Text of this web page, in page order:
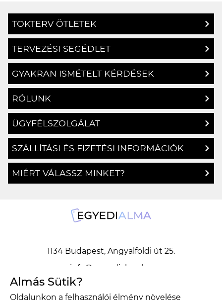
TERVEZÉSI SEGÉDLET
GYAKRAN ISMÉTELT KÉRDÉSEK
RÓLUNK
ÜGYFÉLSZOLGÁLAT
SZÁLLÍTÁSI ÉS FIZETÉSI INFORMÁCIÓK
MIÉRT VÁLASSZ MINKET?
info@egyedialma.hu
1134 Budapest, Angyalföldi út 25.
Almás Sütik?
Oldalunkon a felhasználói élmény növelése